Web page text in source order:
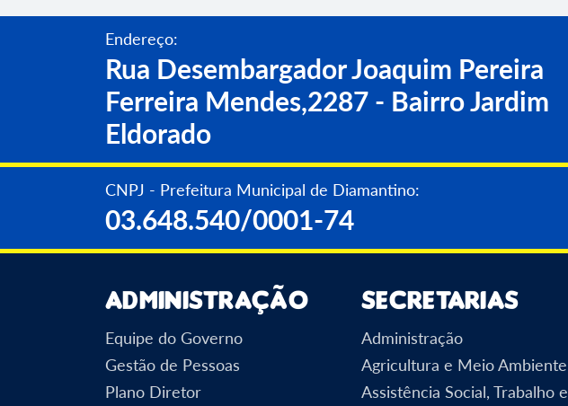
Endereço:
Rua Desembargador Joaquim Pereira
Ferreira Mendes,2287 - Bairro Jardim
Eldorado
CNPJ - Prefeitura Municipal de Diamantino:
03.648.540/0001-74
Administração
Equipe do Governo
Gestão de Pessoas
Plano Diretor
Secretarias
Administração
Agricultura e Meio Ambiente
Assistência Social, Trabalho e